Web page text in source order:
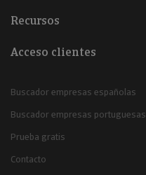
Recursos
Acceso clientes
Buscador empresas españolas
Buscador empresas portuguesas
Prueba gratis
Contacto